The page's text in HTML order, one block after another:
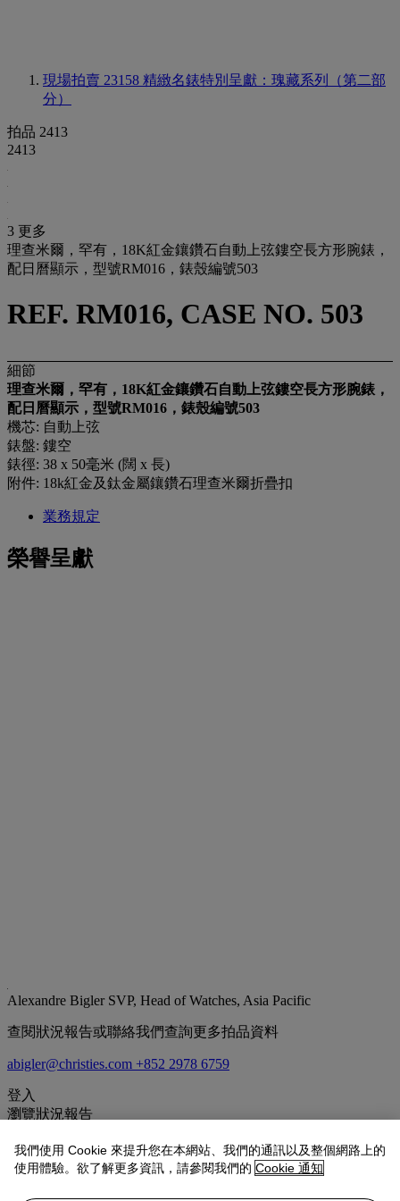
現場拍賣 23158 精緻名錶特別呈獻：瑰藏系列（第二部
分）
拍品 2413
2413
3 更多
理查米爾，罕有，18K紅金鑲鑽石自動上弦鏤空長方形腕錶，
配日曆顯示，型號RM016，錶殼編號503
REF. RM016, CASE NO. 503
細節
理查米爾，罕有 ， 18K紅金鑲鑽石自動上弦鏤空長方形腕錶，
配日曆顯示，型號RM016，錶殼編號503
機芯: 自動上弦
錶盤: 鏤空
錶徑: 38 x 50毫米 (闊 x 長)
附件: 18k紅金及鈦金屬鑲鑽石理查米爾折疊扣
業務規定
榮譽呈獻
Alexandre Bigler SVP, Head of Watches, Asia Pacific
查閱狀況報告或聯絡我們查詢更多拍品資料
abigler@christies.com +852 2978 6759
登入
瀏覽狀況報告
拍品專文
When Richard Mille introduced the RM016 in 2007, it represented
我們使用 Cookie 來提升您在本網站、我們的通訊以及整個網路上的
使用體驗。欲了解更多資訊，請參閱我們的 Cookie 通知